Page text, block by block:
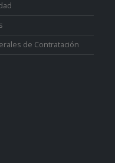
de Contratación